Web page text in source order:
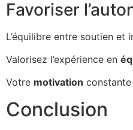
Favoriser
L’équilibre entre soutien
Valorisez l’expérience en
Votre motivation
Conclusion